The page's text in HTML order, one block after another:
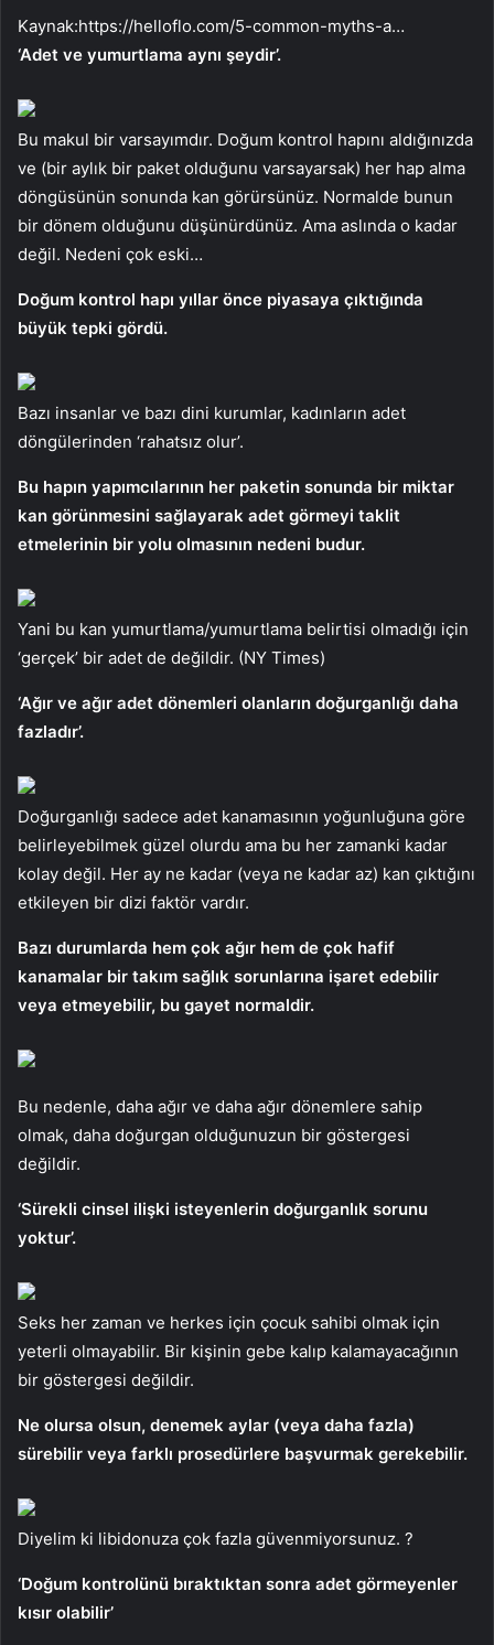
Kaynak:https://helloflo.com/5-common-myths-a…
‘Adet ve yumurtlama aynı şeydir’.
Bu makul bir varsayımdır. Doğum kontrol hapını aldığınızda
ve (bir aylık bir paket olduğunu varsayarsak) her hap alma
döngüsünün sonunda kan görürsünüz. Normalde bunun
bir dönem olduğunu düşünürdünüz. Ama aslında o kadar
değil. Nedeni çok eski…
Doğum kontrol hapı yıllar önce piyasaya çıktığında
büyük tepki gördü.
Bazı insanlar ve bazı dini kurumlar, kadınların adet
döngülerinden ‘rahatsız olur’.
Bu hapın yapımcılarının her paketin sonunda bir miktar
kan görünmesini sağlayarak adet görmeyi taklit
etmelerinin bir yolu olmasının nedeni budur.
Yani bu kan yumurtlama/yumurtlama belirtisi olmadığı için
‘gerçek’ bir adet de değildir. (NY Times)
‘Ağır ve ağır adet dönemleri olanların doğurganlığı daha
fazladır’.
Doğurganlığı sadece adet kanamasının yoğunluğuna göre
belirleyebilmek güzel olurdu ama bu her zamanki kadar
kolay değil. Her ay ne kadar (veya ne kadar az) kan çıktığını
etkileyen bir dizi faktör vardır.
Bazı durumlarda hem çok ağır hem de çok hafif
kanamalar bir takım sağlık sorunlarına işaret edebilir
veya etmeyebilir, bu gayet normaldir.
Bu nedenle, daha ağır ve daha ağır dönemlere sahip
olmak, daha doğurgan olduğunuzun bir göstergesi
değildir.
‘Sürekli cinsel ilişki isteyenlerin doğurganlık sorunu
yoktur’.
Seks her zaman ve herkes için çocuk sahibi olmak için
yeterli olmayabilir. Bir kişinin gebe kalıp kalamayacağının
bir göstergesi değildir.
Ne olursa olsun, denemek aylar (veya daha fazla)
sürebilir veya farklı prosedürlere başvurmak gerekebilir.
Diyelim ki libidonuza çok fazla güvenmiyorsunuz. ?
‘Doğum kontrolünü bıraktıktan sonra adet görmeyenler
kısır olabilir’